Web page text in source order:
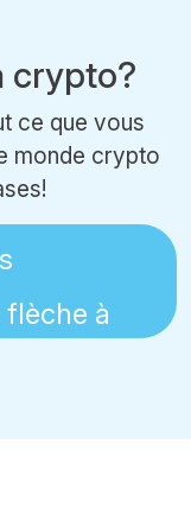
crypto?
ce que vous
monde crypto